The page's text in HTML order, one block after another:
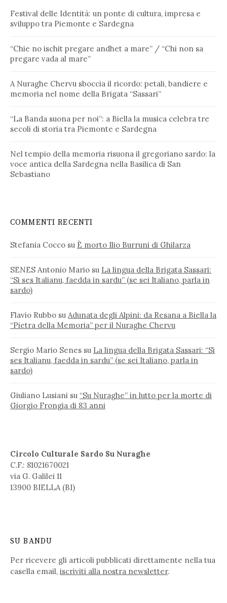
Festival delle Identità: un ponte di cultura, impresa e
sviluppo tra Piemonte e Sardegna
“Chie no ischit pregare andhet a mare” / “Chi non sa
pregare vada al mare”
A Nuraghe Chervu sboccia il ricordo: petali, bandiere e
memoria nel nome della Brigata “Sassari”
“La Banda suona per noi”: a Biella la musica celebra tre
secoli di storia tra Piemonte e Sardegna
Nel tempio della memoria risuona il gregoriano sardo: la
voce antica della Sardegna nella Basilica di San
Sebastiano
COMMENTI RECENTI
Stefania Cocco su È morto Ilio Burruni di Ghilarza
SENES Antonio Mario su La lingua della Brigata Sassari:
“Si ses Italianu, faedda in sardu” (se sei Italiano, parla in
sardo)
Flavio Rubbo su Adunata degli Alpini: da Resana a Biella la
“Pietra della Memoria” per il Nuraghe Chervu
Sergio Mario Senes su La lingua della Brigata Sassari: “Si
ses Italianu, faedda in sardu” (se sei Italiano, parla in
sardo)
Giuliano Lusiani su “Su Nuraghe” in lutto per la morte di
Giorgio Frongia di 83 anni
Circolo Culturale Sardo Su Nuraghe
C.F.: 81021670021
via G. Galilei 11
13900 BIELLA (BI)
SU BANDU
Per ricevere gli articoli pubblicati direttamente nella tua
casella email, iscriviti alla nostra newsletter.